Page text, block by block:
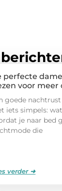
perfecte
voor meer
goede
iets simpels:
je naar bed
die
verder ➜